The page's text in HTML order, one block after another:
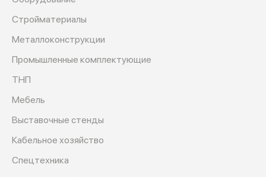
Cтройматериалы
Металлоконструкции
Промышленные комплектующие
ТНП
Мебель
Выставочные стенды
Кабельное хозяйство
Спецтехника